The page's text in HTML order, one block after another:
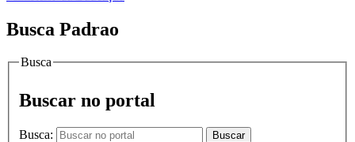
Busca Padrao
Busca
Buscar no portal
Busca: Buscar